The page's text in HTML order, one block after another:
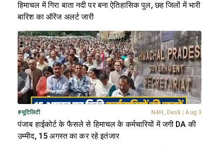
हिमाचल में गिरा बाता नदी पर बना ऐतिहासिक पुल, छह जिलों में भारी
बारिश का ऑरेंज अलर्ट जारी
#यूटिलिटी N4H_Desk Aug 3
पंजाब हाईकोर्ट के फैसले से हिमाचल के कर्मचारियों में जगी DA की
उम्मीद, 15 अगस्त का कर रहे इतंजार